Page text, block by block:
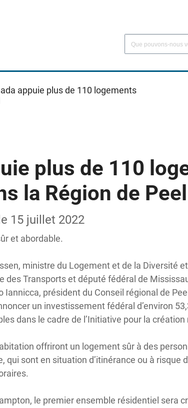
appuie plus de 110 logements
plus de 110
la Région de Peel
15 juillet 2022
et abordable.
ministre du Logement et de la Diversité
des Transports et député fédéral de
président du Conseil régional de
un investissement fédéral d’environ
dans le cadre de l’Initiative pour la
offriront un logement sûr à des
sont en situation d’itinérance ou à risque
le premier ensemble résidentiel sera